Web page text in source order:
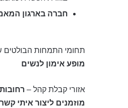
חברה בארגון
תחומי התמחות הבולטים
מופע אימון לנשים
אזורי קבלת קהל – רחובות
מוזמנים ליצור איתי